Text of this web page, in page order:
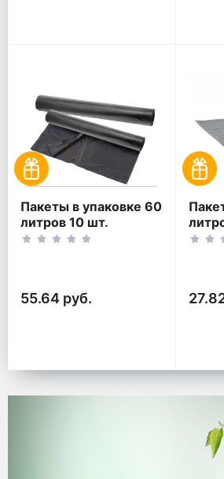
Пакеты в упаковке 60
литров 10 шт.
(10шт*2рул)
55.64 руб.